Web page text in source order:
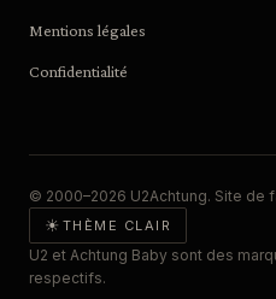
Mentions légales
Confidentialité
© 2000–2026 U2Achtung. Site de
☀ THÈME CLAIR
U2 et Achtung Baby sont des
respectifs.